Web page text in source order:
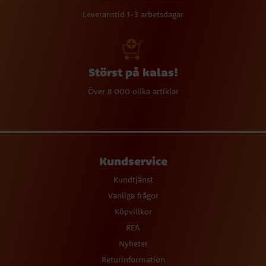
Leveranstid 1-3 arbetsdagar
Störst på kalas!
Över 8 000 olika artiklar
Kundservice
Kundtjänst
Vanliga frågor
Köpvillkor
REA
Nyheter
Returinformation